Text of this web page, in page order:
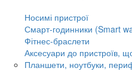
Носимі пристрої
Смарт-годинники (Smart
Фітнес-браслети
Аксесуари до пристроїв,
Планшети, ноутбуки,